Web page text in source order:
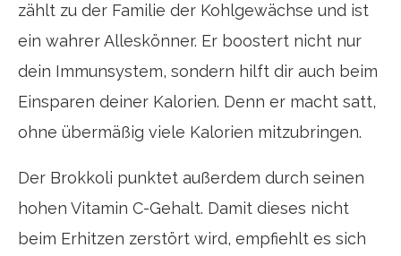
zählt zu der Familie der Kohlgewächse und ist
ein wahrer Alleskönner. Er boostert nicht nur
dein Immunsystem, sondern hilft dir auch beim
Einsparen deiner Kalorien. Denn er macht satt,
ohne übermäßig viele Kalorien mitzubringen.
Der Brokkoli punktet außerdem durch seinen
hohen Vitamin C-Gehalt. Damit dieses nicht
beim Erhitzen zerstört wird, empfiehlt es sich